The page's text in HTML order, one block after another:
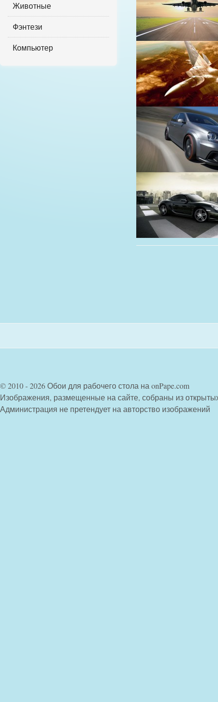
Животные
Фэнтези
Компьютер
© 2010 - 2026 Обои для рабочего стола на onPape.com
Изображения, размещенные на сайте, собраны из
Администрация не претендует на авторство изображений